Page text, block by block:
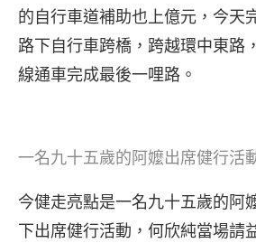
的自行車道補助也上億元，今天
路下自行車跨橋，跨越環中東路
線通車完成最後一哩路。
一名九十五歲的阿嬤出席健行活
今健走亮點是一名九十五歲的阿
下出席健行活動，何欣純當場請